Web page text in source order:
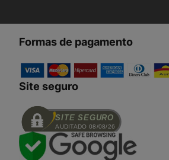
Formas de pagamento
Site seguro
SITE SEGURO
AUDITADO 08/08/26